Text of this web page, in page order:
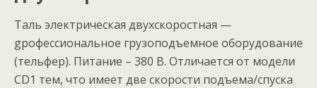
Таль электрическая двухскоростная —
gрофессиональное грузоподъемное оборудование
(тельфер). Питание – 380 В. Отличается от модели
CD1 тем, что имеет две скорости подъема/спуска